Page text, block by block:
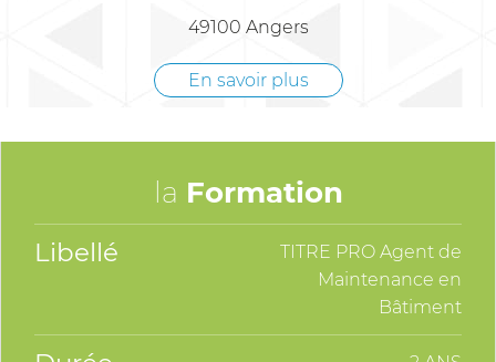
49100 Angers
En savoir plus
la Formation
Libellé
TITRE PRO Agent de
Maintenance en
Bâtiment